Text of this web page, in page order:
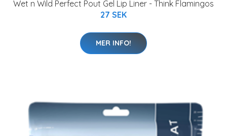
Wet n Wild Perfect Pout Gel Lip Liner - Think Flamingos
27 SEK
MER INFO!